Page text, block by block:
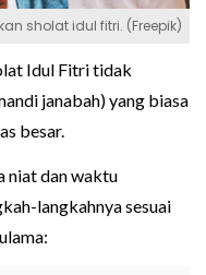
sholat idul fitri. (Freepik)
Idul Fitri tidak
janabah) yang biasa
besar.
niat dan waktu
langkahnya sesuai